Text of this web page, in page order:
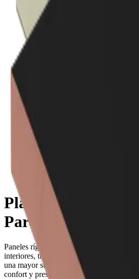
Planchas Aislantes para Paredes
Planchas Aislantes
Paredes
Paneles rígidos de aislamiento tipo PIR
interiores, trasdosados, fachadas
una mayor superficie útil/habitable en la
confort y prestaciones térmicas.